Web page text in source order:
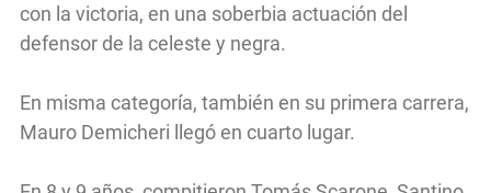
con la victoria, en una soberbia actuación del
defensor de la celeste y negra.
En misma categoría, también en su primera carrera,
Mauro Demicheri llegó en cuarto lugar.